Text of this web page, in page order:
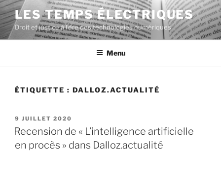
Aller
au
contenu
principal
LES TEMPS ÉLECTRIQUES
Droit et justice à l'ère des technologies numériques
Menu
ÉTIQUETTE : DALLOZ.ACTUALITÉ
PUBLIÉ
LE
9 JUILLET 2020
Recension de « L’intelligence artificielle
en procès » dans Dalloz.actualité